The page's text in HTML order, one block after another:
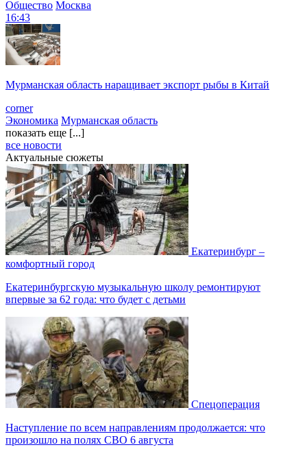
Общество Москва
16:43
Мурманская область наращивает экспорт рыбы в Китай
corner
Экономика Мурманская область
показать еще [...]
все новости
Актуальные сюжеты
Екатеринбург –
комфортный город
Екатеринбургскую музыкальную школу ремонтируют
впервые за 62 года: что будет с детьми
Спецоперация
Наступление по всем направлениям продолжается: что
произошло на полях СВО 6 августа